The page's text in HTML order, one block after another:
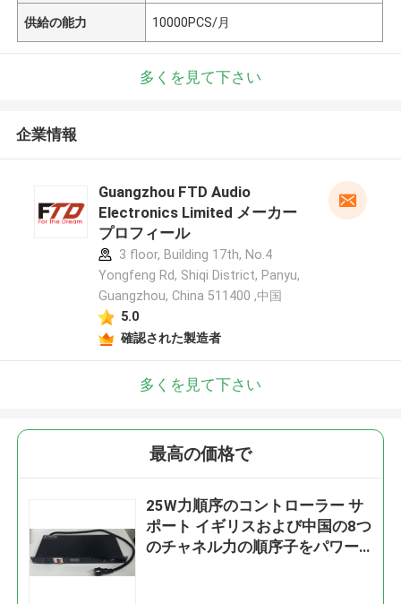
供給の能力 10000PCS/月
多くを見て下さい
企業情報
Guangzhou FTD Audio
Electronics Limited メーカー
プロフィール
3 floor, Building 17th, No.4
Yongfeng Rd, Shiqi District, Panyu,
Guangzhou, China 511400 ,中国
5.0
確認された製造者
多くを見て下さい
最高の価格で
25W力順序のコントローラー サ
ポート イギリスおよび中国の8つ
のチャネル力の順序子をパワー